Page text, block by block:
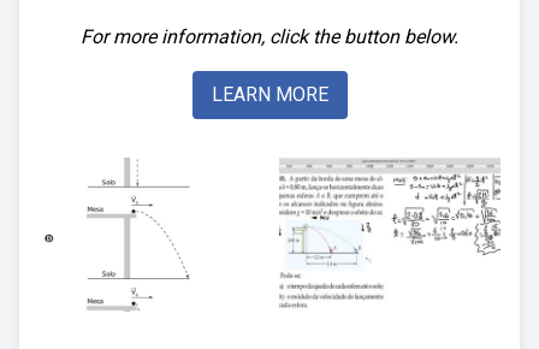
For more information, click the button below.
LEARN MORE